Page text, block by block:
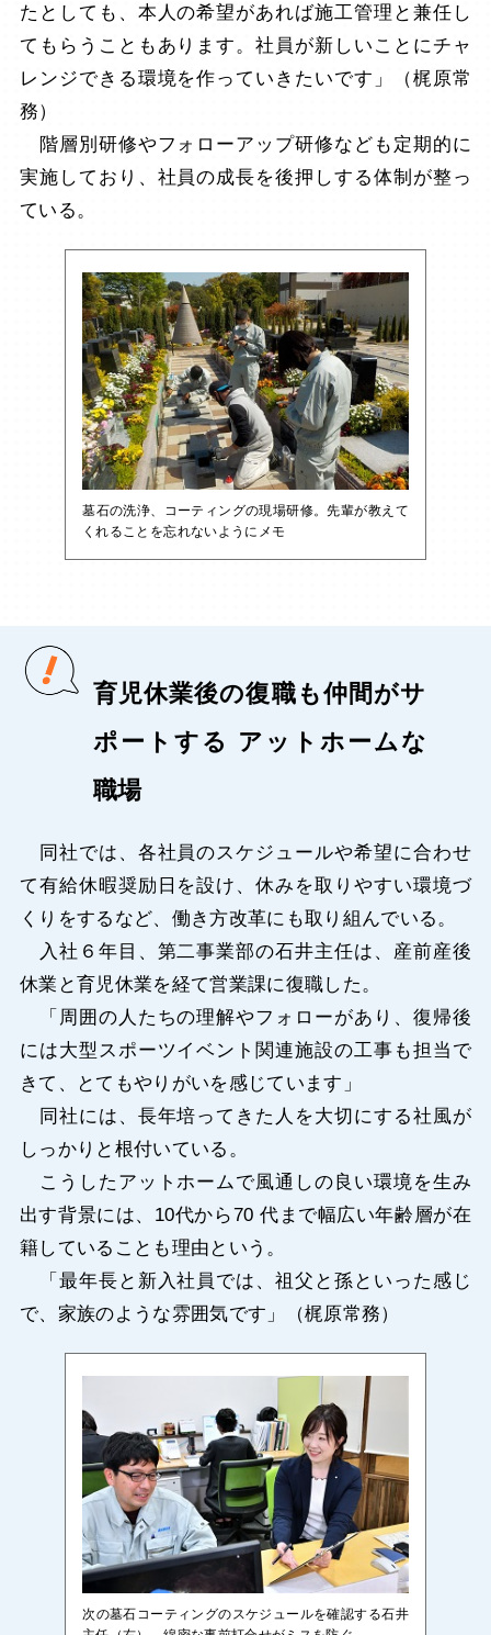
たとしても、本人の希望があれば施工管理と兼任し
てもらうこともあります。社員が新しいことにチャ
レンジできる環境を作っていきたいです」（梶原常
務）
階層別研修やフォローアップ研修なども定期的に
実施しており、社員の成長を後押しする体制が整っ
ている。
墓石の洗浄、コーティングの現場研修。先輩が教えて
くれることを忘れないようにメモ
育児休業後の復職も仲間がサ
ポートする アットホームな
職場
同社では、各社員のスケジュールや希望に合わせ
て有給休暇奨励日を設け、休みを取りやすい環境づ
くりをするなど、働き方改革にも取り組んでいる。
入社６年目、第二事業部の石井主任は、産前産後
休業と育児休業を経て営業課に復職した。
「周囲の人たちの理解やフォローがあり、復帰後
には大型スポーツイベント関連施設の工事も担当で
きて、とてもやりがいを感じています」
同社には、長年培ってきた人を大切にする社風が
しっかりと根付いている。
こうしたアットホームで風通しの良い環境を生み
出す背景には、10代から70 代まで幅広い年齢層が在
籍していることも理由という。
「最年長と新入社員では、祖父と孫といった感じ
で、家族のような雰囲気です」（梶原常務）
次の墓石コーティングのスケジュールを確認する石井